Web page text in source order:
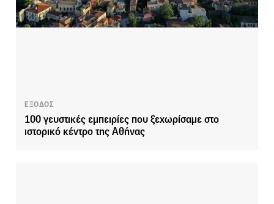
ΕΞΟΔΟΣ
100 γευστικές εμπειρίες που ξεχωρίσαμε στο
ιστορικό κέντρο της Αθήνας